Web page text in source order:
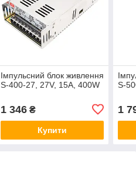
Імпульсний блок живлення
S-400-27, 27V, 15А, 400W
1 346₴
Купити
S-
1